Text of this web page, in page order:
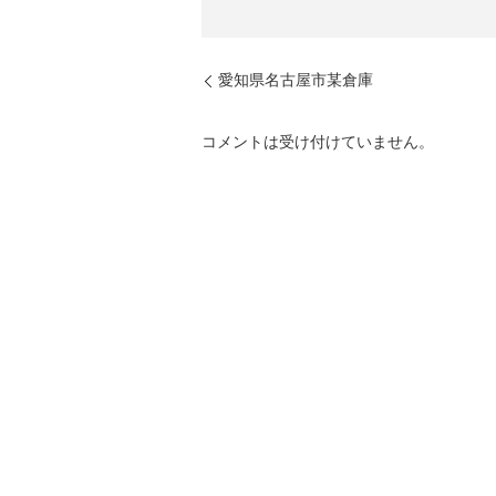
愛知県名古屋市某倉庫
コメントは受け付けていません。